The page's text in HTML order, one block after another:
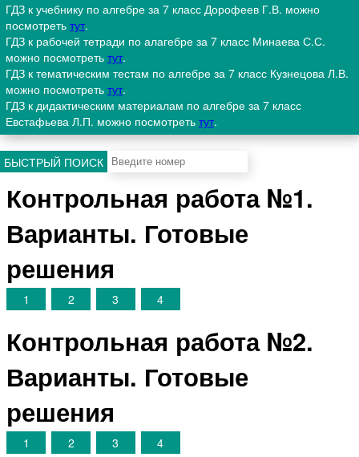
ГДЗ к учебнику по алгебре за 7 класс Дорофеев Г.В. можно
посмотреть тут.
ГДЗ к рабочей тетради по алагебре за 7 класс Минаева С.С.
можно посмотреть тут.
ГДЗ к тематическим тестам по алгебре за 7 класс Кузнецова Л.В.
можно посмотреть тут.
ГДЗ к дидактическим материалам по алгебре за 7 класс
Евстафьева Л.П. можно посмотреть тут.
БЫСТРЫЙ ПОИСК
Контрольная работа №1.
Варианты. Готовые
решения
1 2 3 4
Контрольная работа №2.
Варианты. Готовые
решения
1 2 3 4